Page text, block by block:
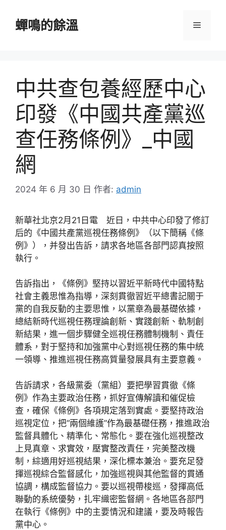
蟬鳴的餘溫 選
中共查包養經歷中心
印發《中國共產黨巡
查任務條例》_中國
網
2024 年 6 月 30 日 作者: admin
新華社北京2月21日電 近日，中共中心印發了修訂
后的《中國共產黨巡視任務條例》（以下簡稱《條
例》），并發出告訴，請求各地區各部門認真按照
執行。
告訴指出，《條例》堅持以習近平新時代中國特點
社會主義思惟為指導，深刻貫徹習近平總書記關于
黨的自我反動的主要思惟，以黨章為最基礎依據，
總結新時代巡視任務理論創新、實踐創新、軌制創
新結果，進一個步驟健全巡視任務體制機制、責任
體系，對于堅持和加強黨中心對巡視任務的集中統
一領導、推進巡視任務高質量發展具有主要意義。
告訴請求，各級黨委（黨組）要把學習貫徹《條
例》作為主要政治任務，抓好宣傳解讀和催促檢
查，確保《條例》各項規定落到實處。要堅持政治
巡視定位，把“兩個維護”作為最基礎任務，推進政治
監督具體化、精準化、常態化。要在強化巡視整改
上見真章、求實效，壓實整改責任，完美整改機
制，綜適用好巡視結果，深化標本兼治。要充足發
揮巡視綜合監督感化，加強巡視與其他監督的貫通
協調，構成監督協力。要以巡視帶梭巡，發揮高低
聯動的系統優勢，扎牢織密監督網。各地區各部門
在執行《條例》中的主要情況和建議，要及時報告
黨中心。